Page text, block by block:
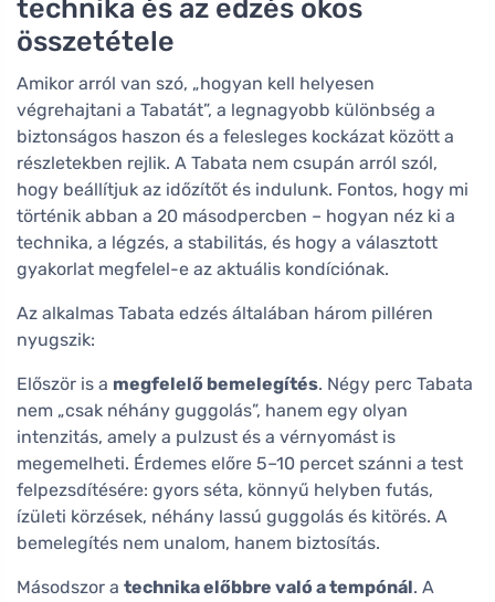
technika és az edzés okos
összetétele
Amikor arról van szó, „hogyan kell helyesen
végrehajtani a Tabatát”, a legnagyobb különbség a
biztonságos haszon és a felesleges kockázat között a
részletekben rejlik. A Tabata nem csupán arról szól,
hogy beállítjuk az időzítőt és indulunk. Fontos, hogy mi
történik abban a 20 másodpercben – hogyan néz ki a
technika, a légzés, a stabilitás, és hogy a választott
gyakorlat megfelel-e az aktuális kondíciónak.
Az alkalmas Tabata edzés általában három pilléren
nyugszik:
Először is a megfelelő bemelegítés. Négy perc Tabata
nem „csak néhány guggolás”, hanem egy olyan
intenzitás, amely a pulzust és a vérnyomást is
megemelheti. Érdemes előre 5–10 percet szánni a test
felpezsdítésére: gyors séta, könnyű helyben futás,
ízületi körzések, néhány lassú guggolás és kitörés. A
bemelegítés nem unalom, hanem biztosítás.
Másodszor a technika előbbre való a tempónál. A